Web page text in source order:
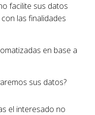
facilite sus datos
las finalidades
en base a
sus datos?
el interesado no